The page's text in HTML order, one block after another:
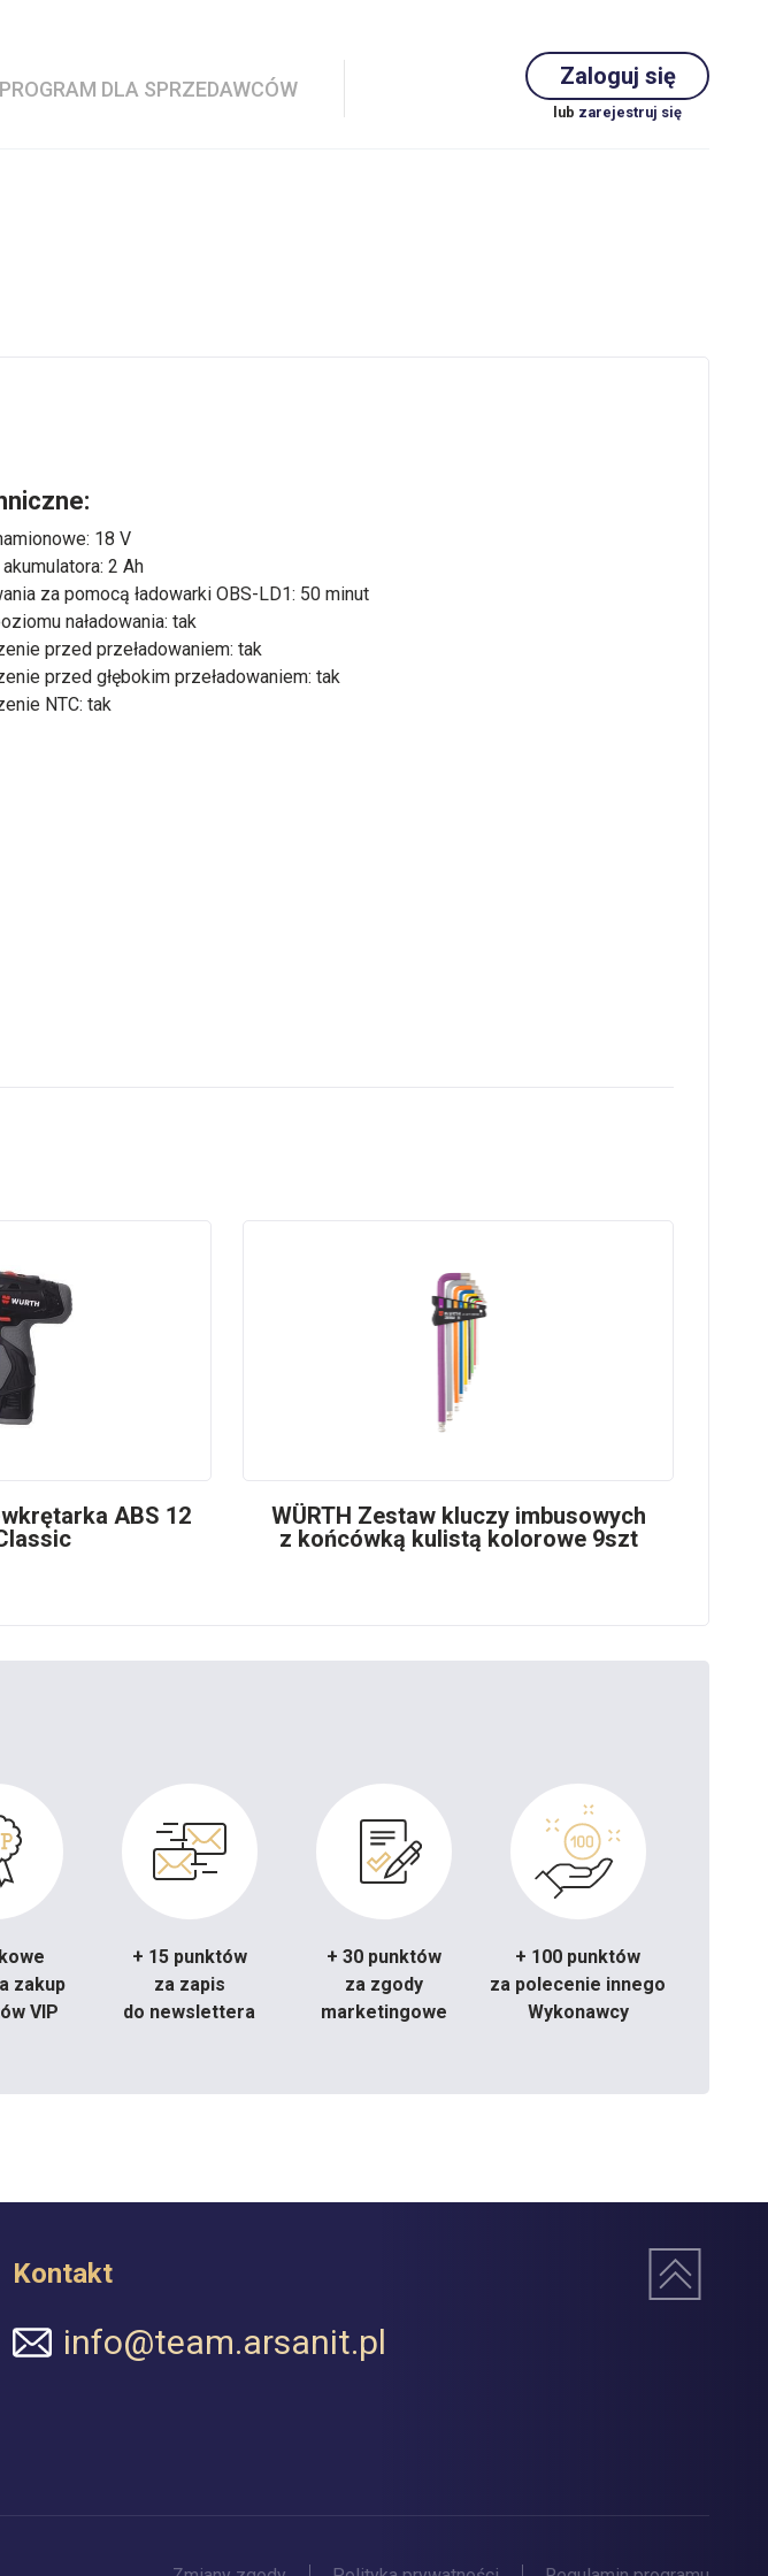
PROGRAM DLA SPRZEDAWCÓW Zaloguj się
lub zarejestruj się
18 V
2 Ah
za pomocą ładowarki OBS-LD1: 50 minut
naładowania: tak
przed przeładowaniem: tak
przed głębokim przeładowaniem: tak
NTC: tak
ABS 12
WÜRTH Zestaw kluczy imbusowych
z końcówką kulistą kolorowe 9szt
zakup
VIP
+ 15 punktów
za zapis
do newslettera
+ 30 punktów
za zgody
marketingowe
+ 100 punktów
za polecenie innego
Wykonawcy
Kontakt
info@team.arsanit.pl